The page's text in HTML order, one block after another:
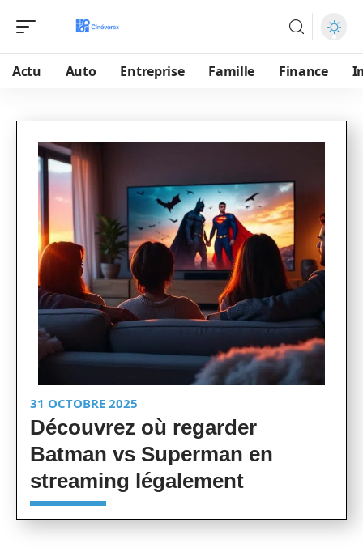
Actu Auto Entreprise Famille Finance
31 OCTOBRE 2025
Découvrez où regarder
Batman vs Superman en
streaming légalement